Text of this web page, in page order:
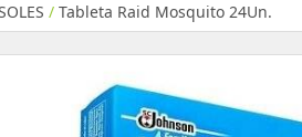
/ Tableta Raid Mosquito 24Un.